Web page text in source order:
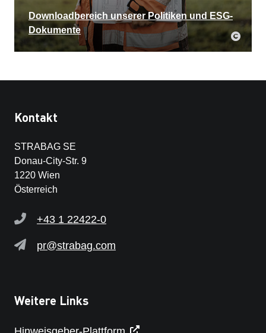
Downloadbereich unserer Politiken und ESG-
Dokumente
Kontakt
STRABAG SE
Donau-City-Str. 9
1220 Wien
Österreich
+43 1 22422-0
pr@strabag.com
Weitere Links